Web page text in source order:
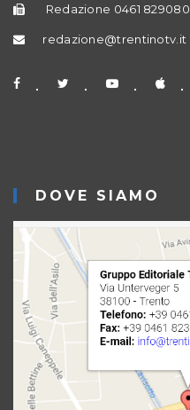
Redazione 0461 829080
redazione@trentinotv.it
DOVE SIAMO